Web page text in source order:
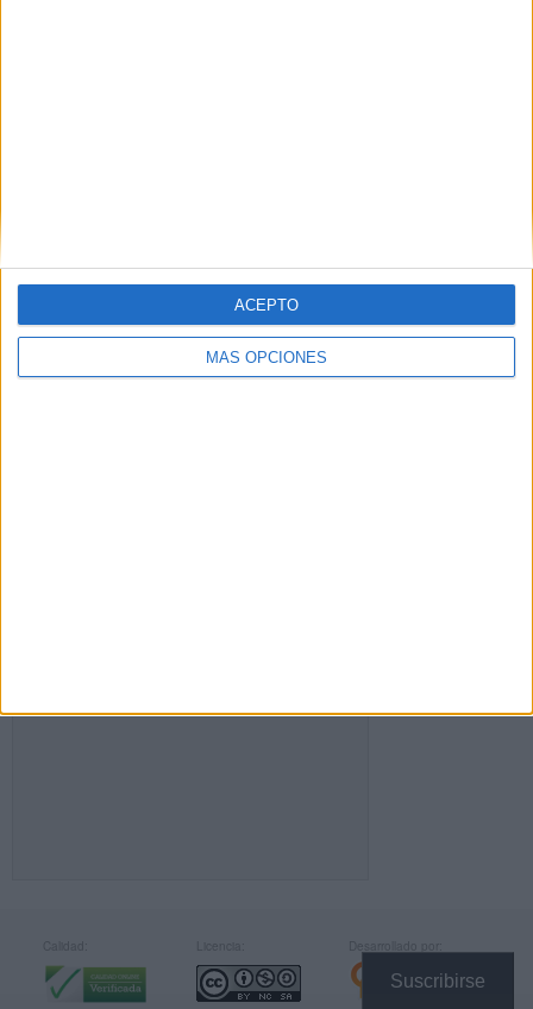
MÁS OPCIONES
ACEPTO
Suscribirse